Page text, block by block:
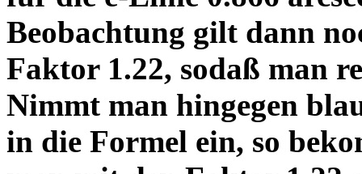
Beobachtung gilt dann
Faktor 1.22, sodaß man
Nimmt man hingegen
in die Formel ein, so